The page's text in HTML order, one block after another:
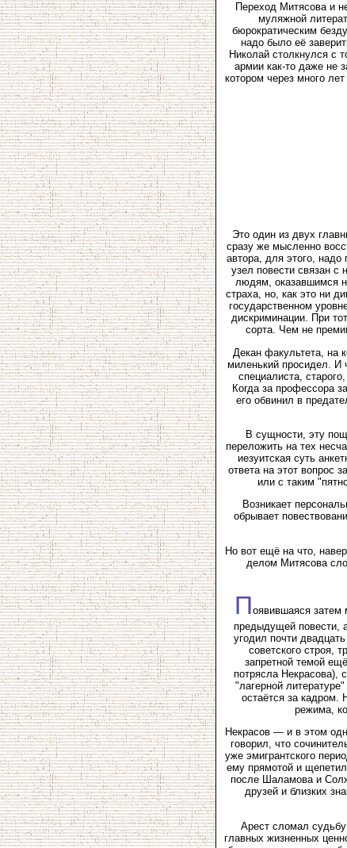
Переход Митясова и
муляжной
бюрократическим
надо было её
Николай столкнулся с
армии как-то даже не
котором через много
Это один из двух
сразу же мысленно
автора, для этого,
узел повести связан с
людям, оказавшимся
страха, но, как это ни
государственном
дискриминации. При
сорта. Чем не
Декан факультета, на
миленький просидел. И
специалиста,
Когда за профессора
его обвинил в
В сущности, эту
переложить на тех
иезуитская суть
ответа на этот вопрос
или с таким
Возникает
обрывает
Но вот ещё на что,
делом Митясова
Появившаяся затем
предыдущей повести,
угодил почти
советского строя,
запретной темой
потрясла Некрасова),
"лагерной
остаётся за кадром.
режима,
Некрасов — и в этом
говорил, что
уже эмигрантского
ему прямотой и
после Шаламова и
друзей и близких
Арест сломал
главных жизненных